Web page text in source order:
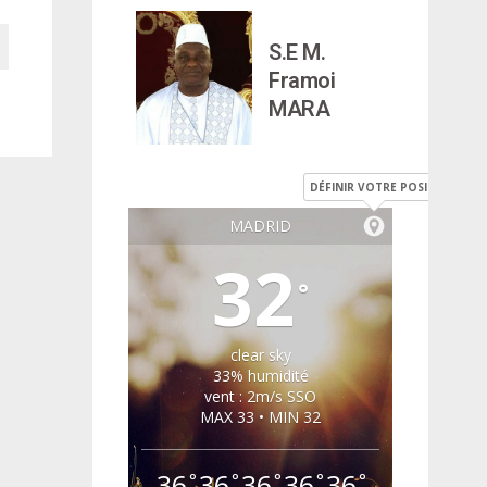
S.E M.
Framoi
MARA
MADRID
DÉFINIR VOTRE POSITION
32 °
clear sky
33% humidité
vent : 2m/s SSO
MAX 33 • MIN 32
° ° ° ° °